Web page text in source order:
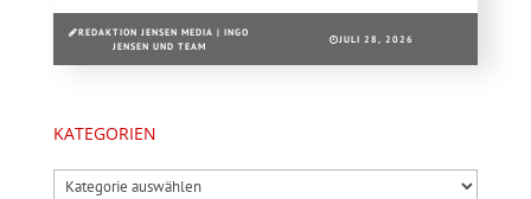
REDAKTION JENSEN MEDIA | INGO
JENSEN UND TEAM
JULI 28, 2026
KATEGORIEN
Kategorien